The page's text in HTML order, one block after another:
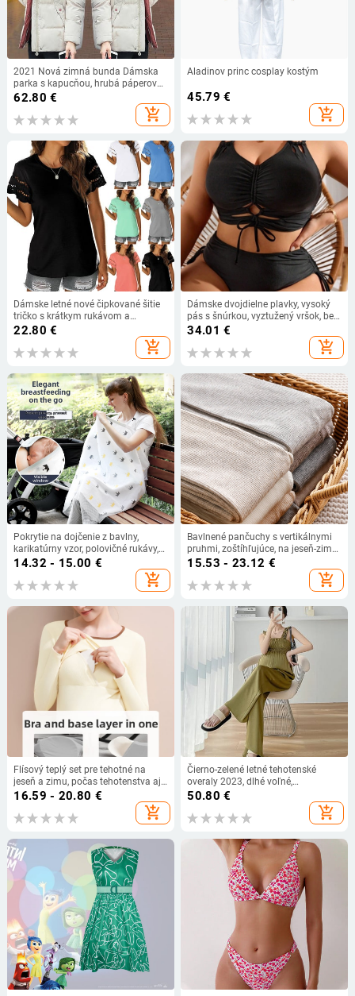
2021 Nová zimná bunda Dámska
parka s kapucňou, hrubá páperová
bavlnená podšívka, dámska bunda,
krátky kabát, tenký teplý vrchný
odev P772
62.80 €
add_shopping_cart
Aladinov princ cosplay kostým
45.79 €
add_shopping_cart
Dámske letné nové čipkované šitie
tričko s krátkym rukávom a
okrúhlym výstrihom, dámske
jednofarebné vintage Y2K módne
tričká
22.80 €
add_shopping_cart
Dámske dvojdielne plavky, vysoký
pás s šnúrkou, vyztužený vršok, bez
kovovej výstuže, elastický polyester-
34.01 €
add_shopping_cart
Pokrytie na dojčenie z bavlny,
karikatúrny vzor, polovičné rukávy,
95% bavlna
14.32 - 15.00 €
add_shopping_cart
Bavlnené pančuchy s vertikálnymi
pruhmi, zoštíhľujúce, na jeseň-zimu,
ľahká kompresia, farba ovseno-
15.53 - 23.12 €
add_shopping_cart
Flísový teplý set pre tehotné na
jeseň a zimu, počas tehotenstva aj
po pôrode
16.59 - 20.80 €
add_shopping_cart
Čierno-zelené letné tehotenské
overaly 2023, dlhé voľné,
natiahnuté ramienko, vysoký pás,
tehotné ženy, sexy tehotenské
overaly
50.80 €
add_shopping_cart